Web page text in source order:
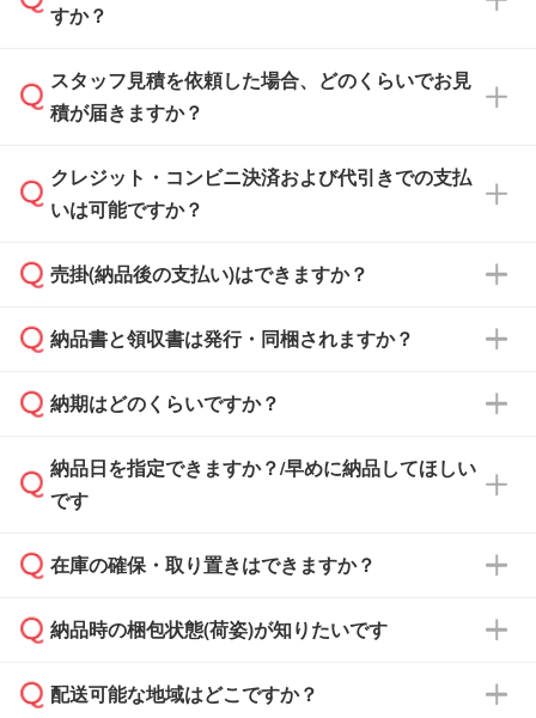
すか？
可能です。見積・注文フォームにて『ゲストの
まま進む』ボタンからお進みのうえ、ご依頼く
スタッフ見積を依頼した場合、どのくらいでお見
積が届きますか？
通常、翌営業日までにお送りしております。混
雑状況によっては、お時間をいただくこともご
依頼いただいた場合は、翌営業日以降のご連絡
クレジット・コンビニ決済および代引きでの支払
いは可能ですか？
銀行振込のみのご対応となります。
売掛(納品後の支払い)はできますか？
基本的には先入金をお願いしておりますが、自
どの場合は、月末締め翌月末払いに対応可能で
また、卒業・卒園記念品で対策委員会や個人様
校や幼稚園・保育園であれば、同様の条件でご
ご希望の際は担当スタッフまでお気軽にご相談
ください。
納品書と領収書は発行・同梱されますか？
納品書・領収書は ご依頼をいただいた場合の
ず、通常はPDFデータをメール添付でお送りし
ます。
たは注文フォームの『ご注文に関する備考欄』
納期はどのくらいですか？
・印刷する場合(500個程度)
ご入金、イメージ画像の校了から約2週間～2
ご入金確認後、1～2営業日で出荷いたしま
納品日を指定できますか？/早めに納品してほしい
です
ご希望の納期がある場合は、お問い合わせ・お
い。
応が可能かご案内いたします。
在庫の確保・取り置きはできますか？
ご入金確認後に在庫を確保し、注文確定のご連
はできかねますので予めご了承ください。
納品時の梱包状態(荷姿)が知りたいです
商品によって異なります。各ページにある商品
配送可能な地域はどこですか？